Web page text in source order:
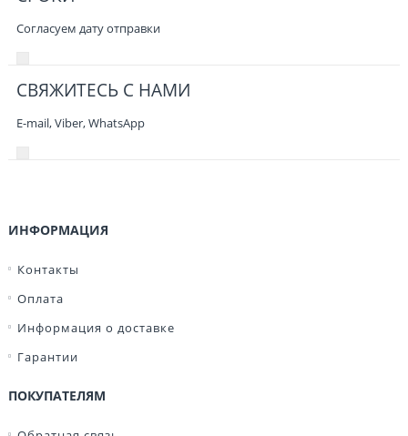
Согласуем дату отправки
СВЯЖИТЕСЬ С НАМИ
E-mail, Viber,WhatsApp
ИНФОРМАЦИЯ
Контакты
Оплата
Информация о доставке
Гарантии
ПОКУПАТЕЛЯМ